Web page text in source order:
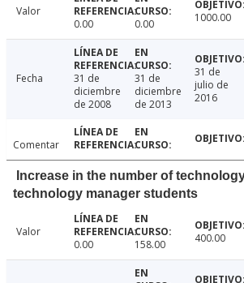
Valor
0.00
0.00 1000.00
Fecha
31 de
diciembre
de 2008
31 de
diciembre
de 2013
31 de
julio de
2016
Comentar
Increase in the number of
technology manager students
Valor
0.00
158.00 400.00